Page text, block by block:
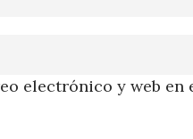
electrónico y web en